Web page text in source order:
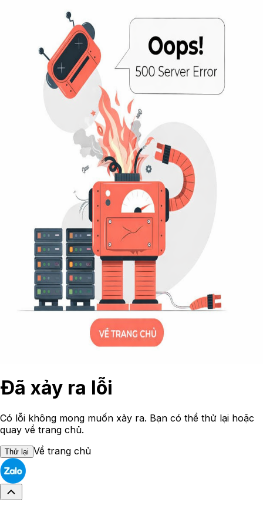
Đã xảy ra lỗi
Có lỗi không mong muốn xảy ra. Bạn có thể thử lại hoặc
quay về trang chủ.
Thử lại Về trang chủ